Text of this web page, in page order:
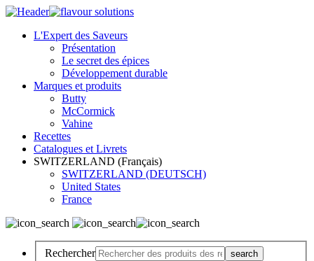
L'Expert des Saveurs
Présentation
Le secret des épices
Développement durable
Marques et produits
Butty
McCormick
Vahine
Recettes
Catalogues et Livrets
SWITZERLAND (Français)
SWITZERLAND (DEUTSCH)
United States
France
Rechercher